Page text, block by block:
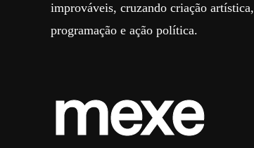
improváveis, cruzando criação artística,
programação e ação política.